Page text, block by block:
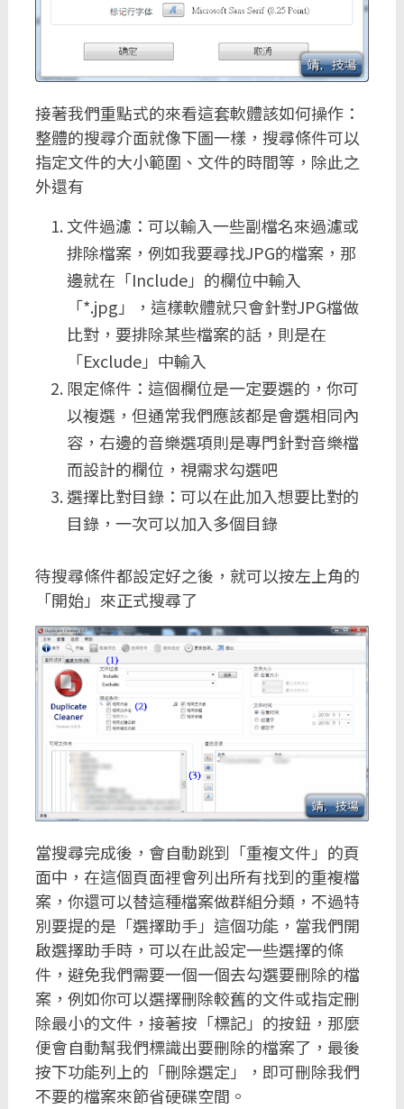
接著我們重點式的來看這套軟體該如何操作：
整體的搜尋介面就像下圖一樣，搜尋條件可以
指定文件的大小範圍、文件的時間等，除此之
外還有
文件過濾：可以輸入一些副檔名來過濾或
排除檔案，例如我要尋找JPG的檔案，那
邊就在「Include」的欄位中輸入
「*.jpg」，這樣軟體就只會針對JPG檔做
比對，要排除某些檔案的話，則是在
「Exclude」中輸入
限定條件：這個欄位是一定要選的，你可
以複選，但通常我們應該都是會選相同內
容，右邊的音樂選項則是專門針對音樂檔
而設計的欄位，視需求勾選吧
選擇比對目錄：可以在此加入想要比對的
目錄，一次可以加入多個目錄
待搜尋條件都設定好之後，就可以按左上角的
「開始」來正式搜尋了
當搜尋完成後，會自動跳到「重複文件」的頁
面中，在這個頁面裡會列出所有找到的重複檔
案，你還可以替這種檔案做群組分類，不過特
別要提的是「選擇助手」這個功能，當我們開
啟選擇助手時，可以在此設定一些選擇的條
件，避免我們需要一個一個去勾選要刪除的檔
案，例如你可以選擇刪除較舊的文件或指定刪
除最小的文件，接著按「標記」的按鈕，那麼
便會自動幫我們標識出要刪除的檔案了，最後
按下功能列上的「刪除選定」，即可刪除我們
不要的檔案來節省硬碟空間。